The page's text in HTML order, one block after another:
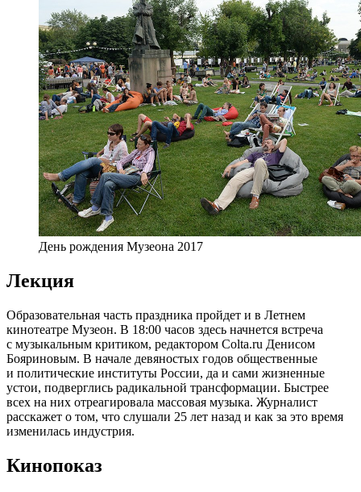
День рождения Музеона 2017
Лекция
Образовательная часть праздника пройдет и в Летнем
кинотеатре Музеон. В 18:00 часов здесь начнется встреча
с музыкальным критиком, редактором Colta.ru Денисом
Бояриновым. В начале девяностых годов общественные
и политические институты России, да и сами жизненные
устои, подверглись радикальной трансформации. Быстрее
всех на них отреагировала массовая музыка. Журналист
расскажет о том, что слушали 25 лет назад и как за это время
изменилась индустрия.
Кинопоказ